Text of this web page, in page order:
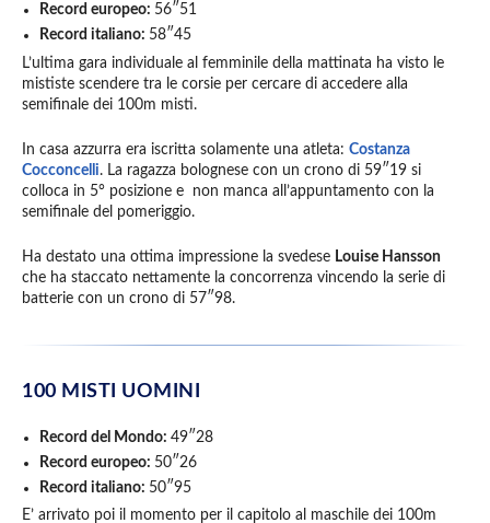
Record europeo: 56″51
Record italiano: 58″45
L’ultima gara individuale al femminile della mattinata ha visto le
mististe scendere tra le corsie per cercare di accedere alla
semifinale dei 100m misti.
In casa azzurra era iscritta solamente una atleta: Costanza
Cocconcelli. La ragazza bolognese con un crono di 59″19 si
colloca in 5° posizione e non manca all’appuntamento con la
semifinale del pomeriggio.
Ha destato una ottima impressione la svedese Louise Hansson
che ha staccato nettamente la concorrenza vincendo la serie di
batterie con un crono di 57″98.
100 MISTI UOMINI
Record del Mondo: 49″28
Record europeo: 50″26
Record italiano: 50″95
E’ arrivato poi il momento per il capitolo al maschile dei 100m